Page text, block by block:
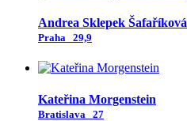
Andrea Sklepek Šafaříková
Praha 29,9
Kateřina Morgenstein
Bratislava 27